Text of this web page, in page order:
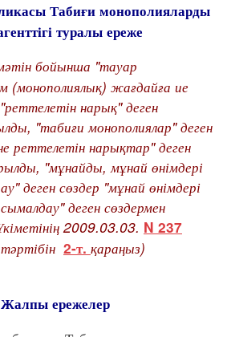
Табиғи монополияларды
туралы ереже
бойынша "тауар
(монополиялық) жағдайға ие
нарық" деген
"табиғи монополиялар" деген
реттелетін нарықтар" деген
"мұнайды, мұнай өнімдері
деген сөздер "мұнай өнімдері
деген сөздермен
2009.03.03. N 237
2-т. қараңыз)
ережелер